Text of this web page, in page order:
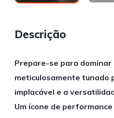
Descrição
Prepare-se para dominar
meticulosamente tunado
implacável e a
Um ícone de